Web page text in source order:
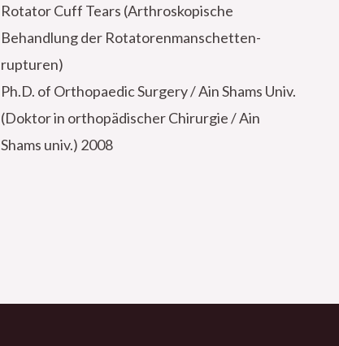
Rotator Cuff Tears (Arthroskopische
Behandlung der Rotatorenmanschetten-
rupturen)
Ph.D. of Orthopaedic Surgery / Ain Shams Univ.
(Doktor in orthopädischer Chirurgie / Ain
Shams univ.) 2008